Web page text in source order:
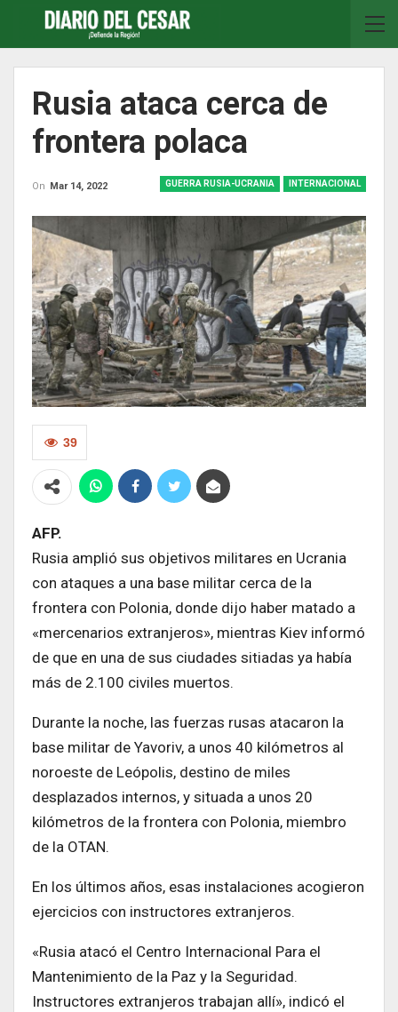
Rusia ataca cerca de
frontera polaca
GUERRA RUSIA-UCRANIA INTERNACIONAL
On Mar 14, 2022
39
AFP.
Rusia amplió sus objetivos militares en Ucrania
con ataques a una base militar cerca de la
frontera con Polonia, donde dijo haber matado a
«mercenarios extranjeros», mientras Kiev informó
de que en una de sus ciudades sitiadas ya había
más de 2.100 civiles muertos.
Durante la noche, las fuerzas rusas atacaron la
base militar de Yavoriv, a unos 40 kilómetros al
noroeste de Leópolis, destino de miles
desplazados internos, y situada a unos 20
kilómetros de la frontera con Polonia, miembro
de la OTAN.
En los últimos años, esas instalaciones acogieron
ejercicios con instructores extranjeros.
«Rusia atacó el Centro Internacional Para el
Mantenimiento de la Paz y la Seguridad.
Instructores extranjeros trabajan allí», indicó el